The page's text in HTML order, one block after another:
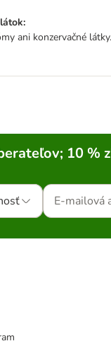
ani konzervačné látky.
10 %